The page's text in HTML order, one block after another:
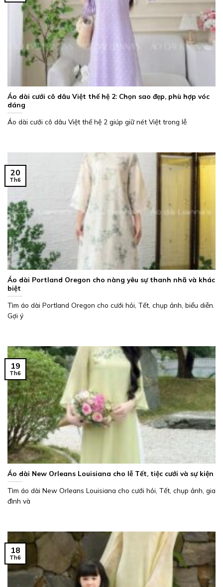
Áo dài cưới cô dâu Việt thế hệ 2: Chọn sao đẹp, phù hợp vóc
dáng
Áo dài cưới cô dâu Việt thế hệ 2 giúp giữ nét Việt trong lễ
Áo dài Portland Oregon cho nàng yêu sự thanh nhã và khác
biệt
Tìm áo dài Portland Oregon cho cưới hỏi, Tết, chụp ảnh, biểu diễn.
Gợi ý
20
Th6
Áo dài New Orleans Louisiana cho lễ Tết, tiệc cưới và sự kiện
Tìm áo dài New Orleans Louisiana cho cưới hỏi, Tết, chụp ảnh, gia
đình và
19
Th6
18
Th6